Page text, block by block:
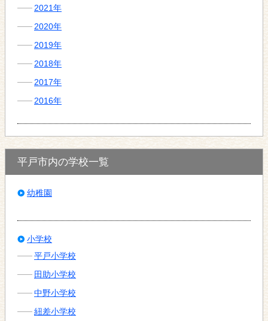
2021年
2020年
2019年
2018年
2017年
2016年
平戸市内の学校一覧
幼稚園
小学校
平戸小学校
田助小学校
中野小学校
紐差小学校